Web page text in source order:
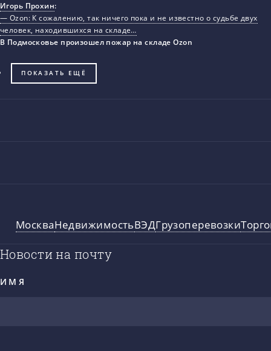
Игорь Прохин:
— Ozon: К сожалению, так ничего пока и не известно о судьбе двух
человек, находившихся на складе…
В Подмосковье произошел пожар на складе Ozon
ПОКАЗАТЬ ЕЩЁ
МоскваНедвижимостьВЭДГрузоперевозки
Новости на почту
ИМЯ